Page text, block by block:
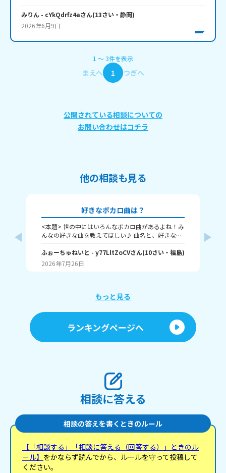
みりん - cYkQdrfz4aさん(13さい・ 静岡)
2026年6月9日
1 〜3件を表示
まえへ 1 つぎへ
公開されている相談についての
お問い合わせはコチラ
他の相談も見る
好きなボカロ曲は？
<本題> 世の中にはいろんなボカロ曲があるよね！み
んなの好きな曲を教えてほしい♪ 曲名と、好きなと
のんでねよう、ジェヘナ、クローバークラブ！(まだ
あるよ それじゃあ、ばいちゃ～
ふぉーちゅねいと - y77LltZoCVさん(10さい・ 福島)
2026年7月26日
もっと見る
ランキングページへ
相談に答える
相談の答えを書くときのルール
【「相談する」「相談に答える（回答する）」ときのル
ール】 をかならず読んでから、ルールを守って投稿して
ください。